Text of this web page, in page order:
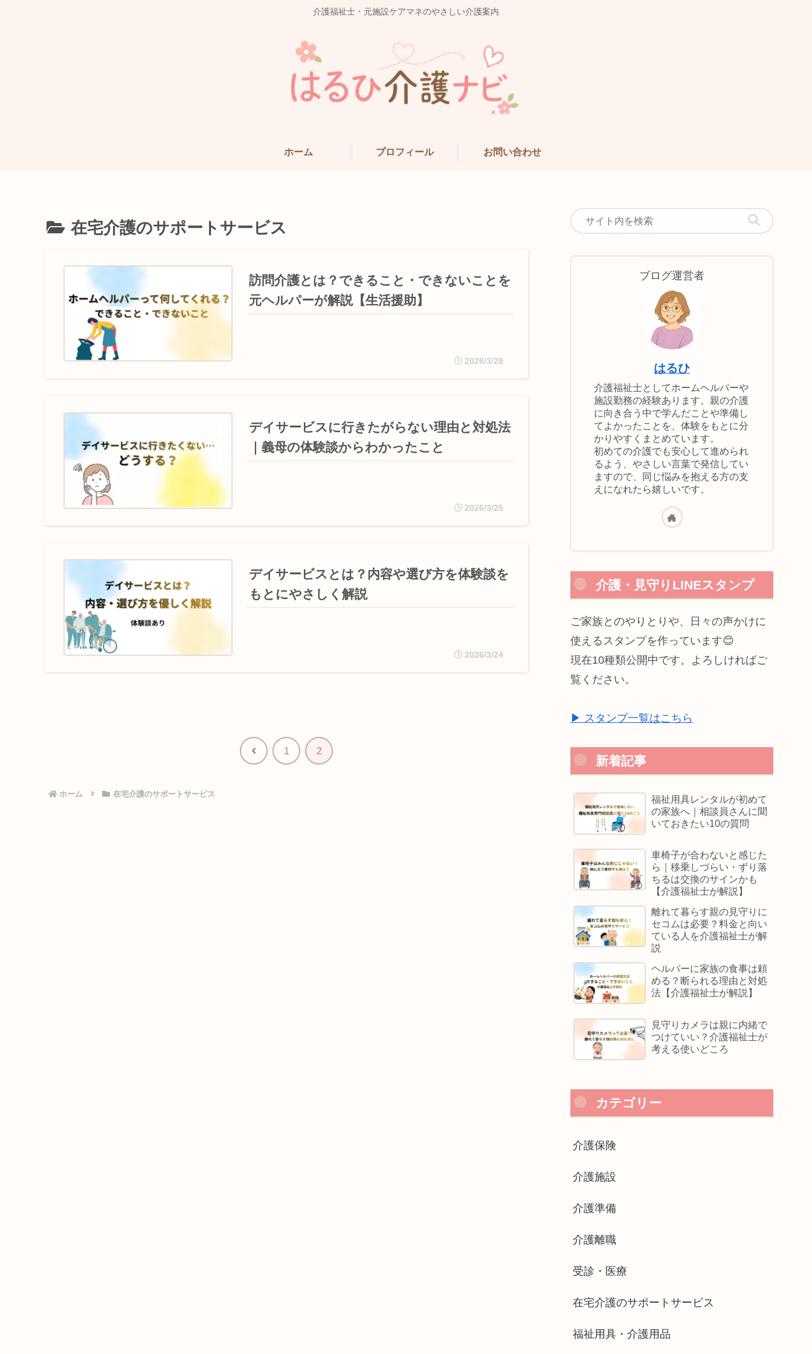
介護福祉士・元施設ケアマネのやさしい介護案内
ホーム プロフィール お問い合わせ
在宅介護のサポートサービス
訪問介護とは？できること・できないことを
元ヘルパーが解説【生活援助】
2026/3/28
デイサービスに行きたがらない理由と対処法
｜義母の体験談からわかったこと
2026/3/25
デイサービスとは？内容や選び方を体験談を
もとにやさしく解説
2026/3/24
前 1 2
ホーム 在宅介護のサポートサービス
ブログ運営者
はるひ
介護福祉士としてホームヘルパーや
施設勤務の経験あります。親の介護
に向き合う中で学んだことや準備し
てよかったことを、体験をもとに分
かりやすくまとめています。
初めての介護でも安心して進められ
るよう、やさしい言葉で発信してい
ますので、同じ悩みを抱える方の支
えになれたら嬉しいです。
介護・見守りLINEスタンプ
ご家族とのやりとりや、日々の声かけに
使えるスタンプを作っています😊
現在10種類公開中です。よろしければご
覧ください。
▶ スタンプ一覧はこちら
新着記事
福祉用具レンタルが初めて
の家族へ｜相談員さんに聞
いておきたい10の質問
車椅子が合わないと感じた
ら｜移乗しづらい・ずり落
ちるは交換のサインかも
【介護福祉士が解説】
離れて暮らす親の見守りに
セコムは必要？料金と向い
ている人を介護福祉士が解
説
ヘルパーに家族の食事は頼
める？断られる理由と対処
法【介護福祉士が解説】
見守りカメラは親に内緒で
つけていい？介護福祉士が
考える使いどころ
カテゴリー
介護保険
介護施設
介護準備
介護離職
受診・医療
在宅介護のサポートサービス
福祉用具・介護用品